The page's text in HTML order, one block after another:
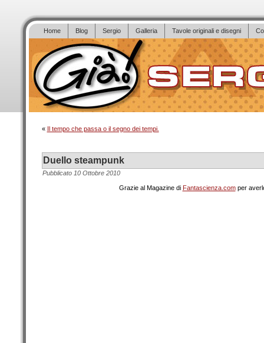
Home Blog Sergio Galleria Tavole originali e disegni
« Il tempo che passa o il segno dei tempi.
Duello steampunk
Pubblicato 10 Ottobre 2010
Grazie al Magazine di Fantascienza.comper